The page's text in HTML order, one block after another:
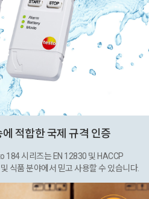
적합한 국제 규격 인증
184 시리즈는 EN 12830 및 HACCP
식품 분야에서 믿고 사용할 수 있습니다.